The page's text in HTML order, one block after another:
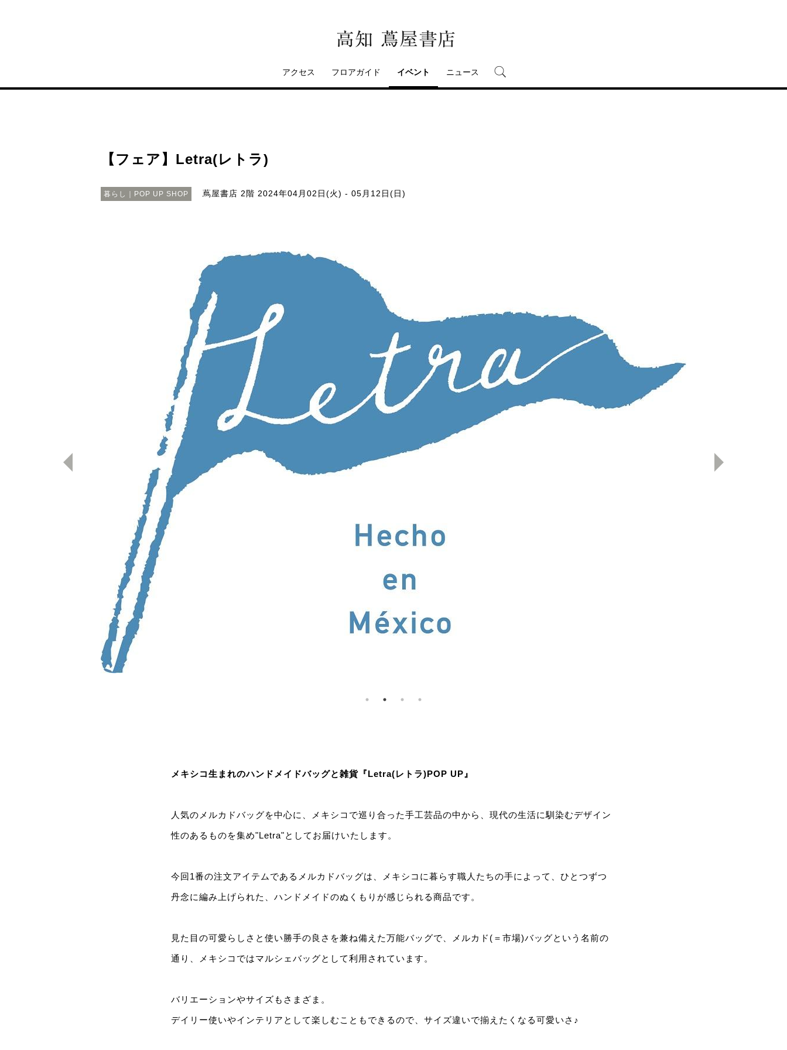
アクセス フロアガイド イベント ニュース
【フェア】Letra(レトラ)
暮らし｜POP UP SHOP 蔦屋書店 2階 2024年04月02日(火) - 05月12日(日)
メキシコ生まれのハンドメイドバッグと雑貨『Letra(レトラ)POP UP』
人気のメルカドバッグを中心に、メキシコで巡り合った手工芸品の中から、現代の生活に馴染むデザイン
性のあるものを集め"Letra"としてお届けいたします。
今回1番の注文アイテムであるメルカドバッグは、メキシコに暮らす職人たちの手によって、ひとつずつ
丹念に編み上げられた、ハンドメイドのぬくもりが感じられる商品です。
見た目の可愛らしさと使い勝手の良さを兼ね備えた万能バッグで、メルカド(＝市場)バッグという名前の
通り、メキシコではマルシェバッグとして利用されています。
バリエーションやサイズもさまざま。
デイリー使いやインテリアとして楽しむこともできるので、サイズ違いで揃えたくなる可愛いさ♪